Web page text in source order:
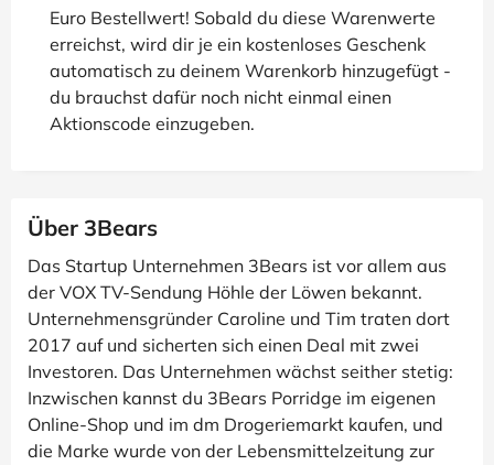
Euro Bestellwert! Sobald du diese Warenwerte
erreichst, wird dir je ein kostenloses Geschenk
automatisch zu deinem Warenkorb hinzugefügt -
du brauchst dafür noch nicht einmal einen
Aktionscode einzugeben.
Über 3Bears
Das Startup Unternehmen 3Bears ist vor allem aus
der VOX TV-Sendung Höhle der Löwen bekannt.
Unternehmensgründer Caroline und Tim traten dort
2017 auf und sicherten sich einen Deal mit zwei
Investoren. Das Unternehmen wächst seither stetig:
Inzwischen kannst du 3Bears Porridge im eigenen
Online-Shop und im dm Drogeriemarkt kaufen, und
die Marke wurde von der Lebensmittelzeitung zur